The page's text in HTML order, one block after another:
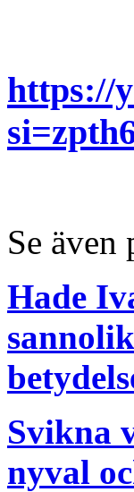
https://
Se även
Hade
Svikna
nyval